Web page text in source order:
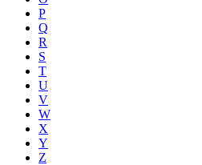
P
Q
R
S
T
U
V
W
X
Y
Z